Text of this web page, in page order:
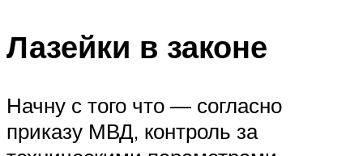
Лазейки в законе
Начну с того что — согласно
приказу МВД, контроль за